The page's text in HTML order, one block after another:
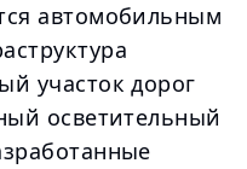
автомобильным
участок дорог
осветительный